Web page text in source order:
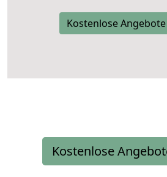
Kostenlose
Kostenlose